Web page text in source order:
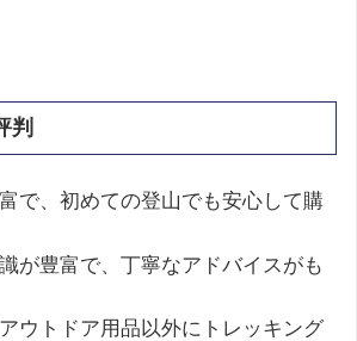
判
で、初めての登山でも安心して購
が豊富で、丁寧なアドバイスがも
ウトドア用品以外にトレッキング